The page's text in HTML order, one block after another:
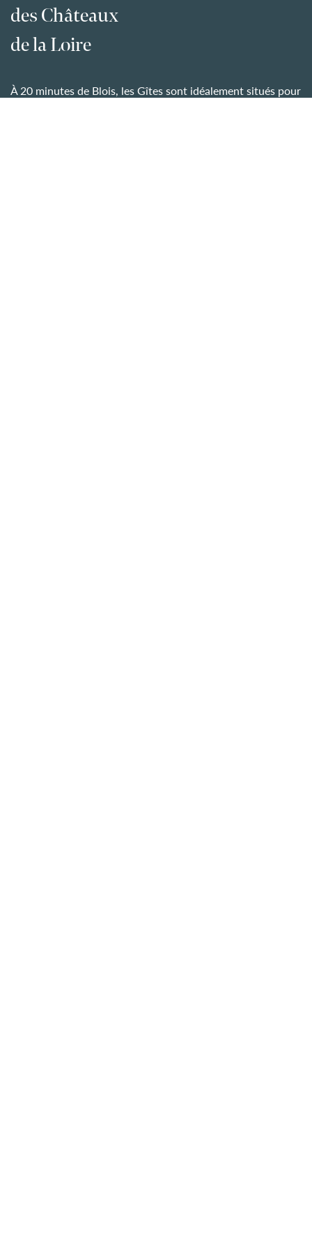
des Châteaux
de la Loire
À 20 minutes de Blois, les Gîtes sont idéalement situés pour